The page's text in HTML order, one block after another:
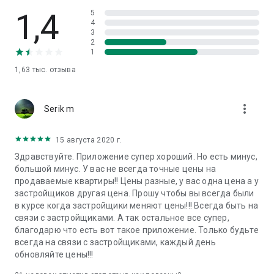
1,4
1,63 тыс. отзыва
5
4
3
2
1
Serik m more_vert
15 августа 2020 г.
Здравствуйте. Приложение супер хороший. Но есть минус,
большой минус. У вас не всегда точные цены на
продаваемые квартиры!! Цены разные, у вас одна цена а у
застройщиков другая цена. Прошу чтобы вы всегда были
в курсе когда застройщики меняют цены!!! Всегда быть на
связи с застройщиками. А так остальное все супер,
благодарю что есть вот такое приложение. Только будьте
всегда на связи с застройщиками, каждый день
обновляйте цены!!!